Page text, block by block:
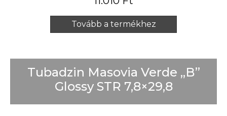
Tovább a termékhez
Tubadzin Masovia Verde „B”
Glossy STR 7,8×29,8